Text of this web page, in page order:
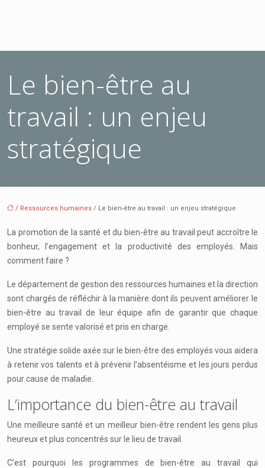
Le bien-être au
travail : un enjeu
stratégique
/ Ressources humaines / Le bien-être au travail : un enjeu stratégique
La promotion de la santé et du bien-être au travail peut accroître le
bonheur, l’engagement et la productivité des employés. Mais
comment faire ?
Le département de gestion des ressources humaines et la direction
sont chargés de réfléchir à la manière dont ils peuvent améliorer le
bien-être au travail de leur équipe afin de garantir que chaque
employé se sente valorisé et pris en charge.
Une stratégie solide axée sur le bien-être des employés vous aidera
à retenir vos talents et à prévenir l’absentéisme et les jours perdus
pour cause de maladie.
L’importance du bien-être au travail
Une meilleure santé et un meilleur bien-être rendent les gens plus
heureux et plus concentrés sur le lieu de travail.
C’est pourquoi les programmes de bien-être au travail qui